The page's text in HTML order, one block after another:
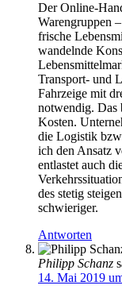
Der Online-
Warengruppen
frische
wandelnde
Transport- und
Fahrzeige mit
notwendig. Das
Kosten.
die Logistik
ich den Ansatz
entlastet auch
des stetig
schwieriger.
Antworten
Philipp Schanz
14. Mai 2019